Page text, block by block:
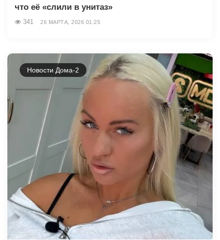
что её «слили в унитаз»
341 26 МАРТА, 2026 01:25
Новости Дома-2